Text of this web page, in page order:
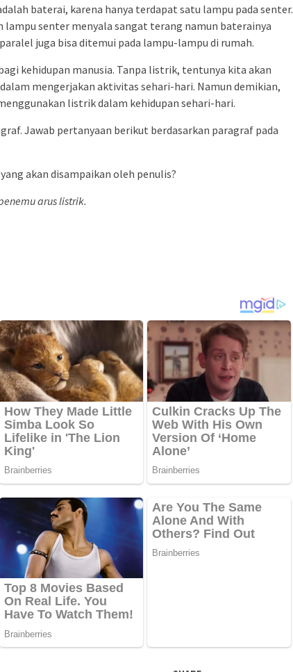
baterai, karena hanya terdapat satu lampu pada senter.
lampu senter menyala sangat terang namun baterainya
juga bisa ditemui pada lampu-lampu di rumah.
kehidupan manusia. Tanpa listrik, tentunya kita akan
mengerjakan aktivitas sehari-hari. Namun demikian,
listrik dalam kehidupan sehari-hari.
Jawab pertanyaan berikut berdasarkan paragraf pada
akan disampaikan oleh penulis?
arus listrik.